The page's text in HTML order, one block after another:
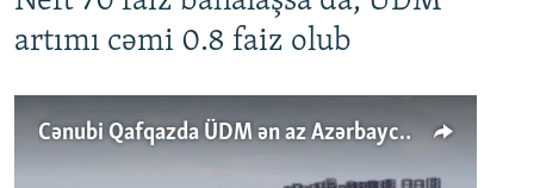
artımı cəmi 0.8 faiz olub
Cənubi Qafqazda ÜDM ən az Azərbaycanda artır: Qonşuları niyə Bakını qabaqlaya bilir?